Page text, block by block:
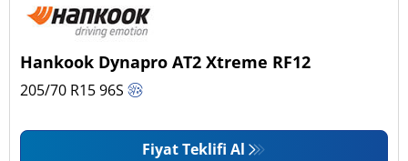
Hankook Dynapro AT2 Xtreme RF12
205/70 R1596S
Fiyat Teklifi Al